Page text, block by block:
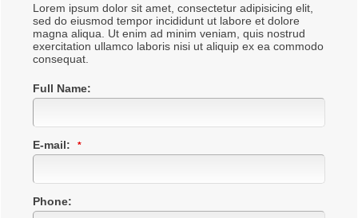
Lorem ipsum dolor sit amet, consectetur adipisicing elit,
sed do eiusmod tempor incididunt ut labore et dolore
magna aliqua. Ut enim ad minim veniam, quis nostrud
exercitation ullamco laboris nisi ut aliquip ex ea commodo
consequat.
Full Name:
E-mail:
Phone:
09c134af1dd3eb7767d726e892682fa9